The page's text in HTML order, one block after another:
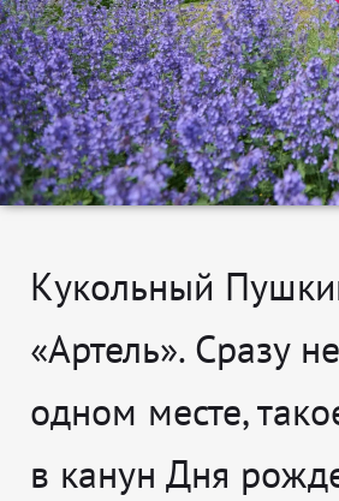
Кукольный
«Артель». Сразу
одном месте,
в канун Дня